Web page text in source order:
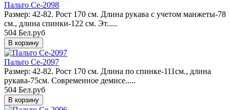
Пальто Ce-2098
Размер: 42-82. Рост 170 см. Длина рукава с учетом манжеты-78
см., длина спинки-122 см. Эт.....
504 Бел.руб
Пальто Ce-2097
Размер: 42-82. Рост 170 см. Длина по спинке-111см., длина
рукава-75см. Современное демисе.....
504 Бел.руб